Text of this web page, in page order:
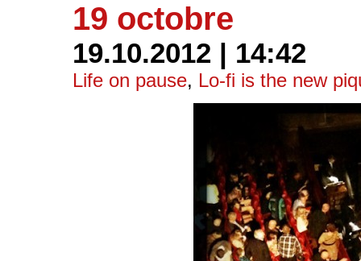
19 octobre
19.10.2012 | 14:42
Life on pause, Lo-fi is the new